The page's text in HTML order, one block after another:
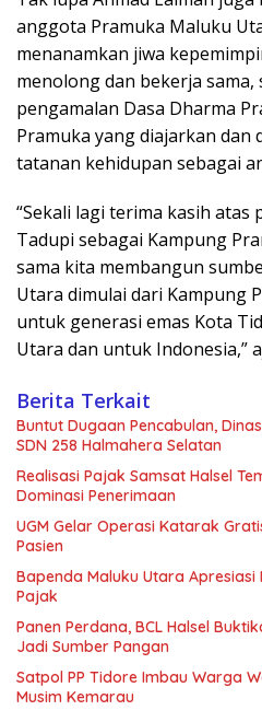
anggota Pramuka Maluku
menanamkan jiwa
menolong dan bekerja sama,
pengamalan Dasa Dharma
Pramuka yang diajarkan dan
tatanan kehidupan sebagai
“Sekali lagi terima kasih atas
Tadupi sebagai Kampung
sama kita membangun
Utara dimulai dari Kampung
untuk generasi emas Kota
Utara dan untuk Indonesia,”
Berita Terkait
Buntut Dugaan Pencabulan,
SDN 258 Halmahera Selatan
Realisasi Pajak Samsat Halsel
Dominasi Penerimaan
UGM Gelar Operasi Katarak
Pasien
Bapenda Maluku Utara Apresiasi
Pajak
Panen Perdana, BCL Halsel
Jadi Sumber Pangan
Satpol PP Tidore Imbau Warga
Musim Kemarau